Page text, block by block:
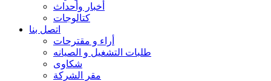
أخبار وأحداث
كتالوجات
اتصل بنا
أراء و مقترحات
طلبات التشغيل و الصيانه
شكاوى
مقر الشركة